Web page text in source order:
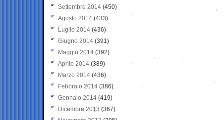
Settembre 2014 (450)
Agosto 2014 (433)
Luglio 2014 (436)
Giugno 2014 (391)
Maggio 2014 (392)
Aprile 2014 (389)
Marzo 2014 (436)
Febbraio 2014 (386)
Gennaio 2014 (419)
Dicembre 2013 (367)